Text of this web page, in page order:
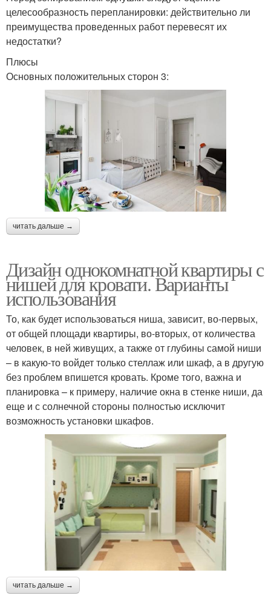
целесообразность перепланировки: действительно ли
преимущества проведенных работ перевесят их
недостатки?
Плюсы
Основных положительных сторон 3:
читать дальше →
Дизайн однокомнатной квартиры с
нишей для кровати. Варианты
использования
То, как будет использоваться ниша, зависит, во-первых,
от общей площади квартиры, во-вторых, от количества
человек, в ней живущих, а также от глубины самой ниши
– в какую-то войдет только стеллаж или шкаф, а в другую
без проблем впишется кровать. Кроме того, важна и
планировка – к примеру, наличие окна в стенке ниши, да
еще и с солнечной стороны полностью исключит
возможность установки шкафов.
читать дальше →